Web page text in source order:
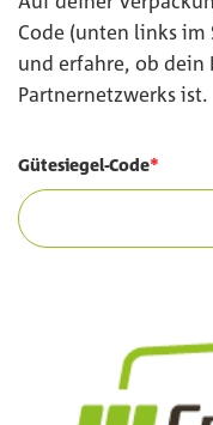
Code (unten links
und erfahre, ob dein
Partnernetzwerks ist.
Gütesiegel-Code